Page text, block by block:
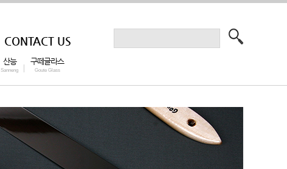
산능
Sanneng
구떼글라스
Goute Glass
CONTACT US